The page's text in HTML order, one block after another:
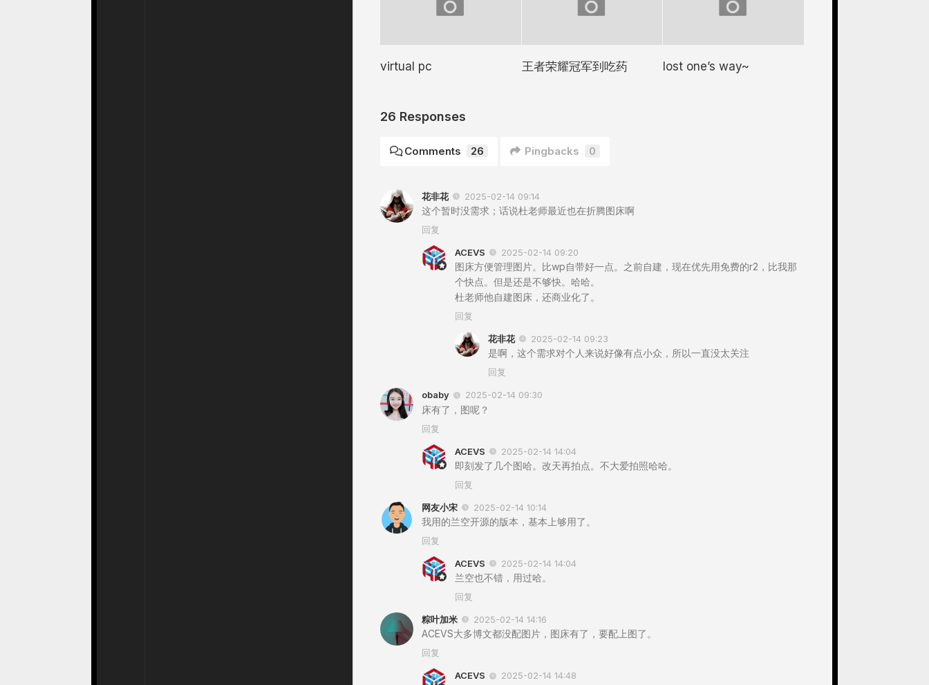
virtual pc 王者荣耀冠军到吃药 lost one’s way~
26 Responses
Comments 26 Pingbacks 0
花非花 2025-02-14 09:14
这个暂时没需求；话说杜老师最近也在折腾图床啊
回复
ACEVS 2025-02-14 09:20
图床方便管理图片。比wp自带好一点。之前自建，现在优先用免费的r2，比我那
个快点。但是还是不够快。哈哈。
杜老师他自建图床，还商业化了。
回复
花非花 2025-02-14 09:23
是啊，这个需求对个人来说好像有点小众，所以一直没太关注
回复
obaby 2025-02-14 09:30
床有了，图呢？
回复
ACEVS 2025-02-14 14:04
即刻发了几个图哈。改天再拍点。不大爱拍照哈哈。
回复
网友小宋 2025-02-14 10:14
我用的兰空开源的版本，基本上够用了。
回复
ACEVS 2025-02-14 14:04
兰空也不错，用过哈。
回复
粽叶加米 2025-02-14 14:16
ACEVS大多博文都没配图片，图床有了，要配上图了。
回复
ACEVS 2025-02-14 14:48